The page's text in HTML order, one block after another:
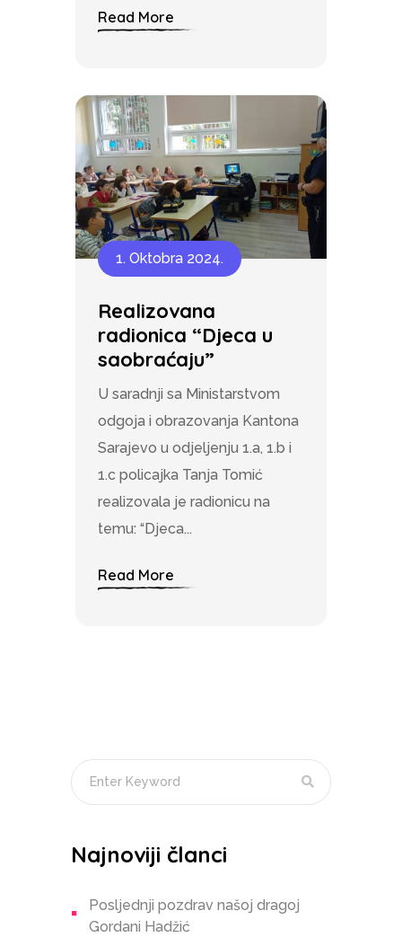
Najnoviji članci
Posljednji pozdrav našoj dragoj
Gordani Hadžić
Read More
1. Oktobra 2024.
Realizovana
radionica “Djeca u
saobraćaju”
U saradnji sa Ministarstvom
odgoja i obrazovanja Kantona
Sarajevo u odjeljenju 1.a, 1.b i
1.c policajka Tanja Tomić
realizovala je radionicu na
temu: “Djeca...
Read More